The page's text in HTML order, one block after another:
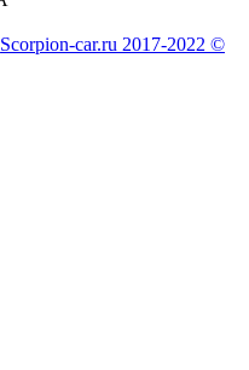
Scorpion-car.ru 2017-2022 ©